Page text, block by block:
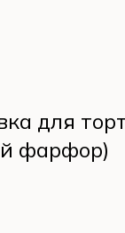
для
фарфор)